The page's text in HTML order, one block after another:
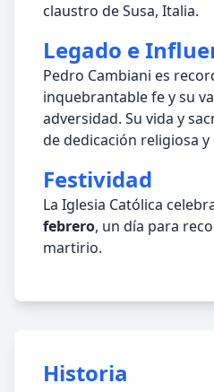
claustro de Susa, Italia.
Legado e
Pedro Cambiani es
inquebrantable fe y su
adversidad. Su vida y
de dedicación religiosa
Festividad
La Iglesia Católica
febrero, un día para
martirio.
Historia